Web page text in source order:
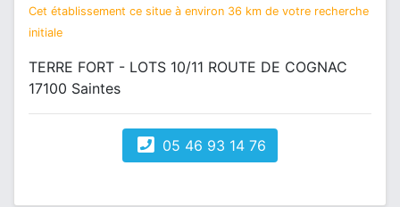
Cet établissement ce situe à environ 36 km de votre recherche
initiale
TERRE FORT - LOTS 10/11 ROUTE DE COGNAC
17100 Saintes
05 46 93 14 76